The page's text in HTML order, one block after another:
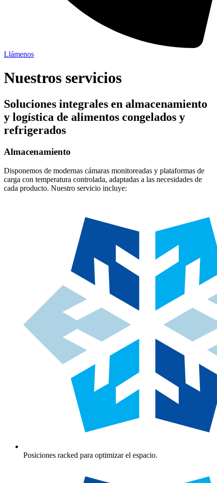
Llámenos
Nuestros servicios
Soluciones integrales en almacenamiento
y logística de alimentos congelados y
refrigerados
Almacenamiento
Disponemos de modernas cámaras monitoreadas y plataformas de
carga con temperatura controlada, adaptadas a las necesidades de
cada producto. Nuestro servicio incluye:
Posiciones racked para optimizar el espacio.